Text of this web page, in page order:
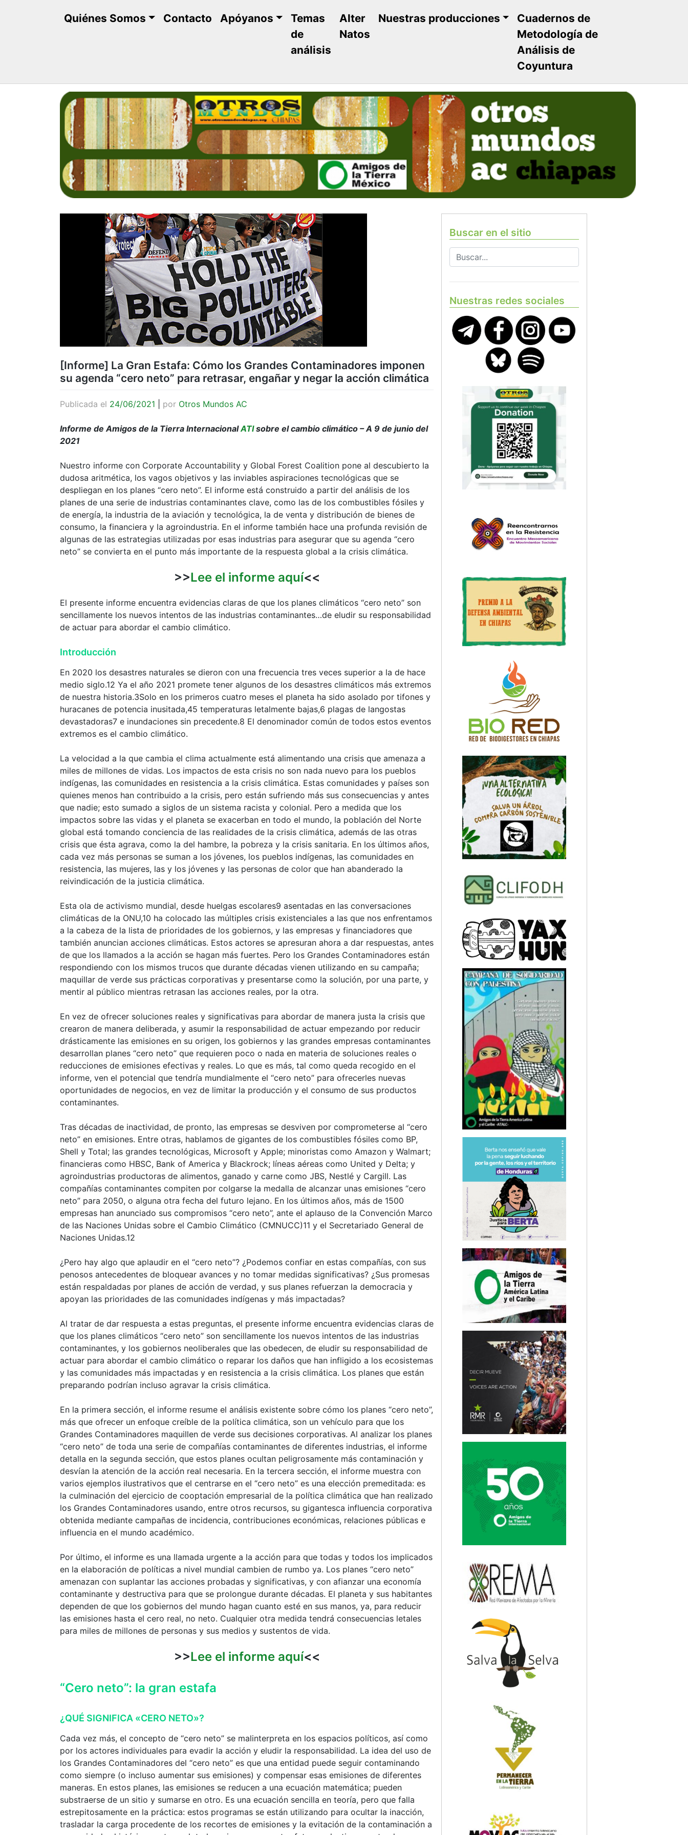
Quiénes Somos Contacto Apóyanos
Temas
de
análisis
Alter
Natos
Nuestras producciones
Cuadernos de
Metodología de
Análisis de
Coyuntura
[Informe] La Gran Estafa: Cómo los Grandes Contaminadores imponen
su agenda “cero neto” para retrasar, engañar y negar la acción climática
Publicada el 24/06/2021 por Otros Mundos AC
Informe de Amigos de la Tierra InternacionalATIsobre el cambio climático – A 9 de junio del
2021
Nuestro informe con Corporate Accountability y Global Forest Coalition pone al descubierto la
dudosa aritmética, los vagos objetivos y las inviables aspiraciones tecnológicas que se
despliegan en los planes “cero neto”. El informe está construido a partir del análisis de los
planes de una serie de industrias contaminantes clave, como las de los combustibles fósiles y
de energía, la industria de la aviación y tecnológica, la de venta y distribución de bienes de
consumo, la financiera y la agroindustria. En el informe también hace una profunda revisión de
algunas de las estrategias utilizadas por esas industrias para asegurar que su agenda “cero
neto” se convierta en el punto más importante de la respuesta global a la crisis climática.
>>Lee el informe aquí<<
El presente informe encuentra evidencias claras de que los planes climáticos “cero neto” son
sencillamente los nuevos intentos de las industrias contaminantes…de eludir su responsabilidad
de actuar para abordar el cambio climático.
Introducción
En 2020 los desastres naturales se dieron con una frecuencia tres veces superior a la de hace
medio siglo.12 Ya el año 2021 promete tener algunos de los desastres climáticos más extremos
de nuestra historia.3Solo en los primeros cuatro meses el planeta ha sido asolado por tifones y
huracanes de potencia inusitada,45 temperaturas letalmente bajas,6 plagas de langostas
devastadoras7 e inundaciones sin precedente.8 El denominador común de todos estos eventos
extremos es el cambio climático.
La velocidad a la que cambia el clima actualmente está alimentando una crisis que amenaza a
miles de millones de vidas. Los impactos de esta crisis no son nada nuevo para los pueblos
indígenas, las comunidades en resistencia a la crisis climática. Estas comunidades y países son
quienes menos han contribuido a la crisis, pero están sufriendo más sus consecuencias y antes
que nadie; esto sumado a siglos de un sistema racista y colonial. Pero a medida que los
impactos sobre las vidas y el planeta se exacerban en todo el mundo, la población del Norte
global está tomando conciencia de las realidades de la crisis climática, además de las otras
crisis que ésta agrava, como la del hambre, la pobreza y la crisis sanitaria. En los últimos años,
cada vez más personas se suman a los jóvenes, los pueblos indígenas, las comunidades en
resistencia, las mujeres, las y los jóvenes y las personas de color que han abanderado la
reivindicación de la justicia climática.
Esta ola de activismo mundial, desde huelgas escolares9 asentadas en las conversaciones
climáticas de la ONU,10 ha colocado las múltiples crisis existenciales a las que nos enfrentamos
a la cabeza de la lista de prioridades de los gobiernos, y las empresas y financiadores que
también anuncian acciones climáticas. Estos actores se apresuran ahora a dar respuestas, antes
de que los llamados a la acción se hagan más fuertes. Pero los Grandes Contaminadores están
respondiendo con los mismos trucos que durante décadas vienen utilizando en su campaña;
maquillar de verde sus prácticas corporativas y presentarse como la solución, por una parte, y
mentir al público mientras retrasan las acciones reales, por la otra.
En vez de ofrecer soluciones reales y significativas para abordar de manera justa la crisis que
crearon de manera deliberada, y asumir la responsabilidad de actuar empezando por reducir
drásticamente las emisiones en su origen, los gobiernos y las grandes empresas contaminantes
desarrollan planes “cero neto” que requieren poco o nada en materia de soluciones reales o
reducciones de emisiones efectivas y reales. Lo que es más, tal como queda recogido en el
informe, ven el potencial que tendría mundialmente el “cero neto” para ofrecerles nuevas
oportunidades de negocios, en vez de limitar la producción y el consumo de sus productos
contaminantes.
Tras décadas de inactividad, de pronto, las empresas se desviven por comprometerse al “cero
neto” en emisiones. Entre otras, hablamos de gigantes de los combustibles fósiles como BP,
Shell y Total; las grandes tecnológicas, Microsoft y Apple; minoristas como Amazon y Walmart;
financieras como HBSC, Bank of America y Blackrock; líneas aéreas como United y Delta; y
agroindustrias productoras de alimentos, ganado y carne como JBS, Nestlé y Cargill. Las
compañías contaminantes compiten por colgarse la medalla de alcanzar unas emisiones “cero
neto” para 2050, o alguna otra fecha del futuro lejano. En los últimos años, más de 1500
empresas han anunciado sus compromisos “cero neto”, ante el aplauso de la Convención Marco
de las Naciones Unidas sobre el Cambio Climático (CMNUCC)11 y el Secretariado General de
Naciones Unidas.12
¿Pero hay algo que aplaudir en el “cero neto”? ¿Podemos confiar en estas compañías, con sus
penosos antecedentes de bloquear avances y no tomar medidas significativas? ¿Sus promesas
están respaldadas por planes de acción de verdad, y sus planes refuerzan la democracia y
apoyan las prioridades de las comunidades indígenas y más impactadas?
Al tratar de dar respuesta a estas preguntas, el presente informe encuentra evidencias claras de
que los planes climáticos “cero neto” son sencillamente los nuevos intentos de las industrias
contaminantes, y los gobiernos neoliberales que las obedecen, de eludir su responsabilidad de
actuar para abordar el cambio climático o reparar los daños que han infligido a los ecosistemas
y las comunidades más impactadas y en resistencia a la crisis climática. Los planes que están
preparando podrían incluso agravar la crisis climática.
En la primera sección, el informe resume el análisis existente sobre cómo los planes “cero neto”,
más que ofrecer un enfoque creíble de la política climática, son un vehículo para que los
Grandes Contaminadores maquillen de verde sus decisiones corporativas. Al analizar los planes
“cero neto” de toda una serie de compañías contaminantes de diferentes industrias, el informe
detalla en la segunda sección, que estos planes ocultan peligrosamente más contaminación y
desvían la atención de la acción real necesaria. En la tercera sección, el informe muestra con
varios ejemplos ilustrativos que el centrarse en el “cero neto” es una elección premeditada: es
la culminación del ejercicio de cooptación empresarial de la política climática que han realizado
los Grandes Contaminadores usando, entre otros recursos, su gigantesca influencia corporativa
obtenida mediante campañas de incidencia, contribuciones económicas, relaciones públicas e
influencia en el mundo académico.
Por último, el informe es una llamada urgente a la acción para que todas y todos los implicados
en la elaboración de políticas a nivel mundial cambien de rumbo ya. Los planes “cero neto”
amenazan con suplantar las acciones probadas y significativas, y con afianzar una economía
contaminante y destructiva para que se prolongue durante décadas. El planeta y sus habitantes
dependen de que los gobiernos del mundo hagan cuanto esté en sus manos, ya, para reducir
las emisiones hasta el cero real, no neto. Cualquier otra medida tendrá consecuencias letales
para miles de millones de personas y sus medios y sustentos de vida.
>>Lee el informe aquí<<
“Cero neto”: la gran estafa
¿QUÉ SIGNIFICA «CERO NETO»?
Cada vez más, el concepto de “cero neto” se malinterpreta en los espacios políticos, así como
por los actores individuales para evadir la acción y eludir la responsabilidad. La idea del uso de
los Grandes Contaminadores del “cero neto” es que una entidad puede seguir contaminando
como siempre (o incluso aumentar sus emisiones) y compensar esas emisiones de diferentes
maneras. En estos planes, las emisiones se reducen a una ecuación matemática; pueden
substraerse de un sitio y sumarse en otro. Es una ecuación sencilla en teoría, pero que falla
estrepitosamente en la práctica: estos programas se están utilizando para ocultar la inacción,
trasladar la carga procedente de los recortes de emisiones y la evitación de la contaminación a
Buscar en el sitio
Nuestras redes sociales